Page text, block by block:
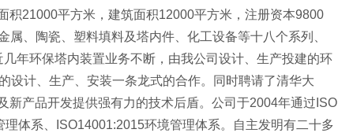
积21000平方米，建筑面积12000平方米，注册资本9800
、陶瓷、塑料填料及塔内件、化工设备等十八个系列、
年环保塔内装置业务不断，由我公司设计、生产投建的环
设计、生产、安装一条龙式的合作。同时聘请了清华大
产品开发提供强有力的技术后盾。公司于2004年通过ISO
体系、ISO14001:2015环境管理体系。自主发明有二十多